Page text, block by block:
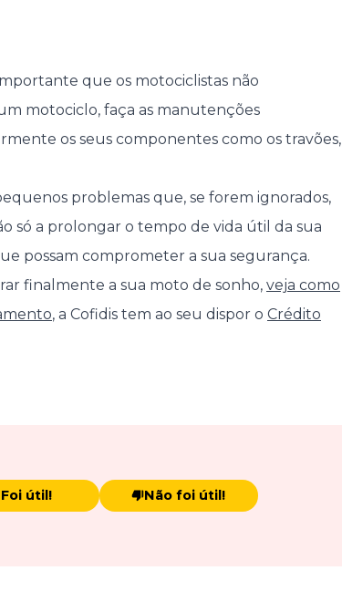
que os motociclistas não
motociclo, faça as manutenções
os seus componentes como os travões,
problemas que, se forem ignorados,
só a prolongar o tempo de vida útil da sua
possam comprometer a sua segurança.
finalmente a sua moto de sonho, veja como
, a Cofidis tem ao seu dispor o Crédito
Foi útil! Não foi útil!